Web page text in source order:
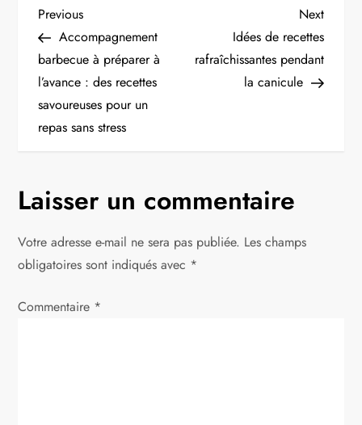
N
a
v
i
a
t
o
Previous
Post
Previous
Accompagnement
barbecue à préparer à
l’avance : des recettes
savoureuses pour un
repas sans stress
Next
Post
Next
Idées de recettes
rafraîchissantes pendant
la canicule
Laisser un commentaire
Votre adresse e-mail ne sera pas publiée. Les champs
obligatoires sont indiqués avec *
Commentaire *